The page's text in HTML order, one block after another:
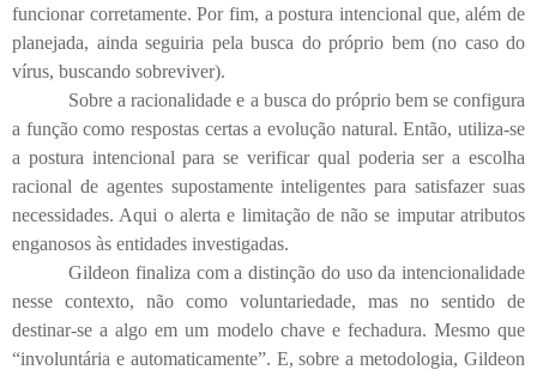
funcionar corretamente. Por fim, a postura intencional que, além de
planejada, ainda seguiria pela busca do próprio bem (no caso do
vírus, buscando sobreviver).
Sobre a racionalidade e a busca do próprio bem se configura
a função como respostas certas a evolução natural. Então, utiliza-se
a postura intencional para se verificar qual poderia ser a escolha
racional de agentes supostamente inteligentes para satisfazer suas
necessidades. Aqui o alerta e limitação de não se imputar atributos
enganosos às entidades investigadas.
Gildeon finaliza com a distinção do uso da intencionalidade
nesse contexto, não como voluntariedade, mas no sentido de
destinar-se a algo em um modelo chave e fechadura. Mesmo que
“involuntária e automaticamente”. E, sobre a metodologia, Gildeon